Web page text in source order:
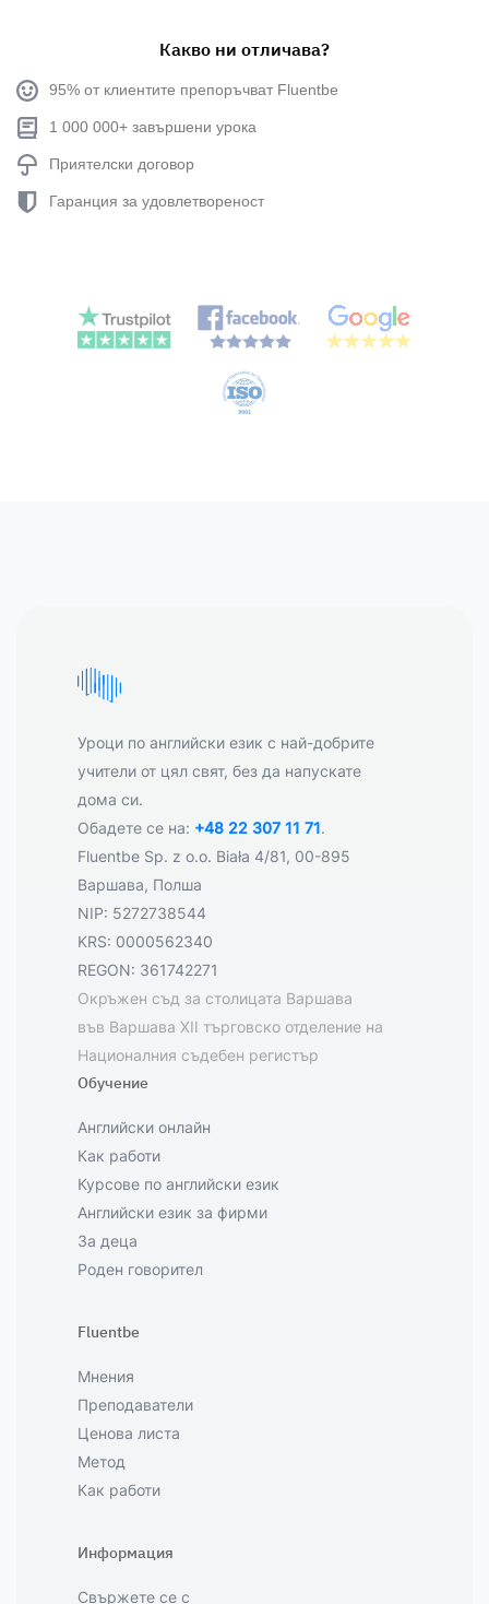
Какво ни отличава?
95% от клиентите препоръчват Fluentbe
1 000 000+ завършени урока
Приятелски договор
Гаранция за удовлетвореност
Уроци по английски език с най-добрите
учители от цял свят, без да напускате
дома си.
Обадете се на: +48 22 307 11 71.
Fluentbe Sp. z o.o. Biała 4/81, 00-895
Варшава, Полша
NIP: 5272738544
KRS: 0000562340
REGON: 361742271
Окръжен съд за столицата Варшава
във Варшава XII търговско отделение на
Националния съдебен регистър
Обучение
Английски онлайн
Как работи
Курсове по английски език
Английски език за фирми
За деца
Роден говорител
Fluentbe
Мнения
Преподаватели
Ценова листа
Метод
Как работи
Информация
Свържете се с